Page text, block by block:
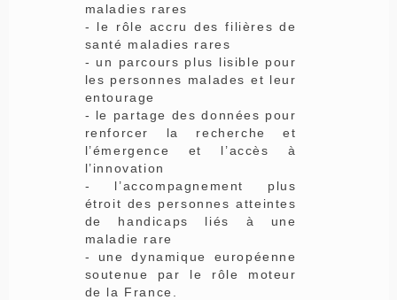
maladies rares
- le rôle accru des filières de
santé maladies rares
- un parcours plus lisible pour
les personnes malades et leur
entourage
- le partage des données pour
renforcer la recherche et
l’émergence et l’accès à
l’innovation
- l’accompagnement plus
étroit des personnes atteintes
de handicaps liés à une
maladie rare
- une dynamique européenne
soutenue par le rôle moteur
de la France.